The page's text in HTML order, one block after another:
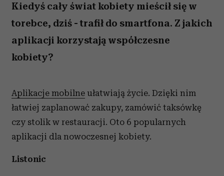
Kiedyś cały świat kobiety mieścił się w
torebce, dziś - trafił do smartfona. Z jakich
aplikacji korzystają współczesne
kobiety?
Aplikacje mobilne ułatwiają życie. Dzięki nim
łatwiej zaplanować zakupy, zamówić taksówkę
czy stolik w restauracji. Oto 6 popularnych
aplikacji dla nowoczesnej kobiety.
Listonic